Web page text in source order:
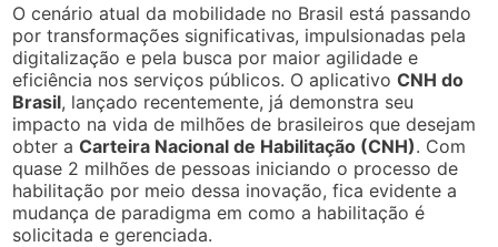
O cenário atual da mobilidade no Brasil está passando
por transformações significativas, impulsionadas pela
digitalização e pela busca por maior agilidade e
eficiência nos serviços públicos. O aplicativoCNH do
Brasil, lançado recentemente, já demonstra seu
impacto na vida de milhões de brasileiros que desejam
obter aCarteira Nacional de Habilitação (CNH). Com
quase 2 milhões de pessoas iniciando o processo de
habilitação por meio dessa inovação, fica evidente a
mudança de paradigma em como a habilitação é
solicitada e gerenciada.